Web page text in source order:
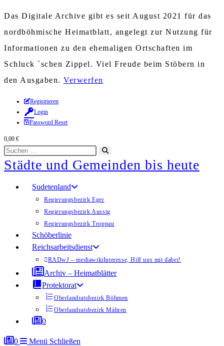
Das Digitale Archive gibt es seit August 2021 für das
nordböhmische Heimatblatt, angelegt zur Nutzung für
Informationen zu den ehemaligen Ortschaften im
Schluck `schen Zippel. Viel Freude beim Stöbern in
den Ausgaben. Verwerfen
Zum
Inhalt
springen
Registrieren
Login
Password Reset
0,00 €
Diese
Website
durchsuchen
starten
Städte und Gemeinden bis heute
Sudetenland
Regierungsbezirk Eger
Regierungsbezirk Aussig
Regierungsbezirk Troppau
Schöberlinie
Reichsarbeitsdienst
RADwJ – mediawikiInteresse, Hilf uns mit dabei!
Archiv – Heimatblätter
Protektorat
Oberlandratsbezirk Böhmen
Oberlandratsbezirk Mähren
0
0 Menü Schließen